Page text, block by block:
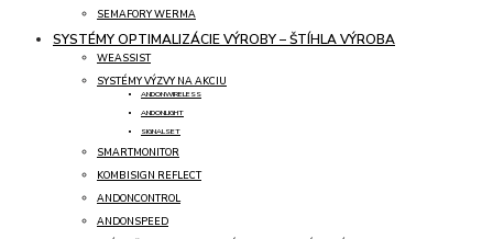
SEMAFORY WERMA
SYSTÉMY OPTIMALIZÁCIE VÝROBY – ŠTÍHLA VÝROBA
WEASSIST
SYSTÉMY VÝZVY NA AKCIU
ANDONWIRELESS
ANDONLIGHT
SIGNALSET
SMARTMONITOR
KOMBISIGN REFLECT
ANDONCONTROL
ANDONSPEED